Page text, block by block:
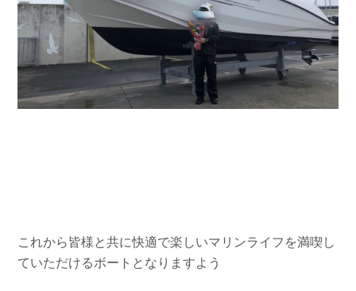
これから皆様と共に快適で楽しいマリンライフを満喫し
ていただけるボートとなりますよう